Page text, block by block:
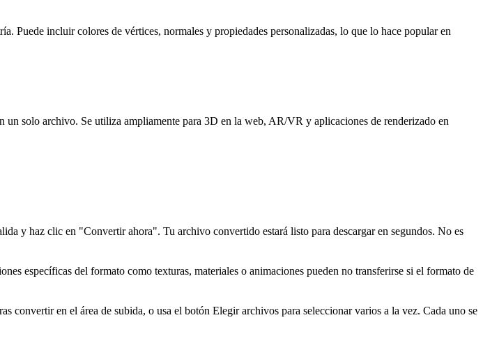
Puede incluir colores de vértices, normales y propiedades personalizadas, lo que lo hace popular en
solo archivo. Se utiliza ampliamente para 3D en la web, AR/VR y aplicaciones de renderizado en
y haz clic en "Convertir ahora". Tu archivo convertido estará listo para descargar en segundos. No es
específicas del formato como texturas, materiales o animaciones pueden no transferirse si el formato de
convertir en el área de subida, o usa el botón Elegir archivos para seleccionar varios a la vez. Cada uno se